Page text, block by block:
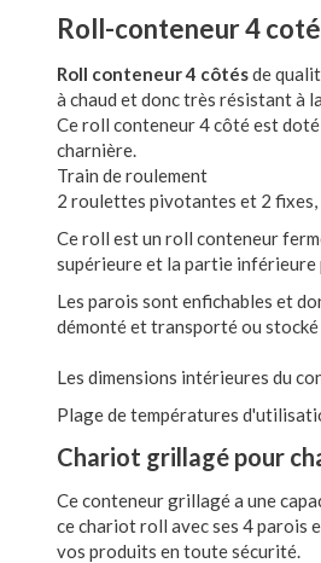
Roll-conteneur 4
Roll conteneur 4 côtésde
à chaud et donc très résistant à
Ce roll conteneur 4 côté est
charnière.
Train de roulement
2 roulettes pivotantes et 2
Ce roll est un roll conteneur
supérieure et la partie
Les parois sont enfichables et
démonté et transporté ou
Les dimensions intérieures du
Plage de températures
Chariot grillagé pour
Ce conteneur grillagé a une
ce chariot roll avec ses 4 parois
vos produits en toute sécurité.